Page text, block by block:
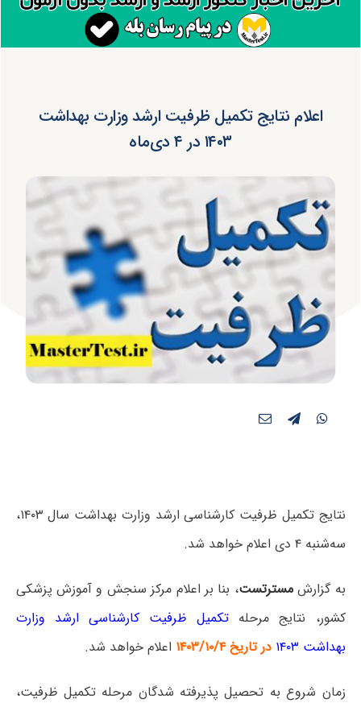
اعلام نتایج تکمیل ظرفیت ارشد وزارت بهداشت
۱۴۰۳ در ۴ دی‌ماه
نتایج تکمیل ظرفیت کارشناسی‌ ارشد وزارت بهداشت سال ۱۴۰۳،
سه‌شنبه ۴ دی اعلام خواهد شد.
به گزارشمسترتست، بنا بر اعلام مرکز سنجش و آموزش پزشکی
کشور، نتایج مرحله تکمیل ظرفیت کارشناسی ارشد وزارت
بهداشت ۱۴۰۳
در تاریخ ۱۴۰۳/۱۰/۴ اعلام خواهد شد.
زمان شروع به تحصیل پذیرفته شدگان مرحله تکمیل ظرفیت،